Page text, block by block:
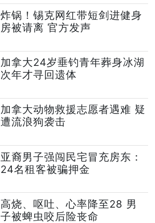
炸锅！锡克网红带短剑进健身
房被请离 官方发声
加拿大24岁垂钓青年葬身冰湖
次年才寻回遗体
加拿大动物救援志愿者遇难 疑
遭流浪狗袭击
亚裔男子强闯民宅冒充房东：
24名租客被骗押金
高烧、呕吐、心率降至28 男
子被蜱虫咬后险丧命